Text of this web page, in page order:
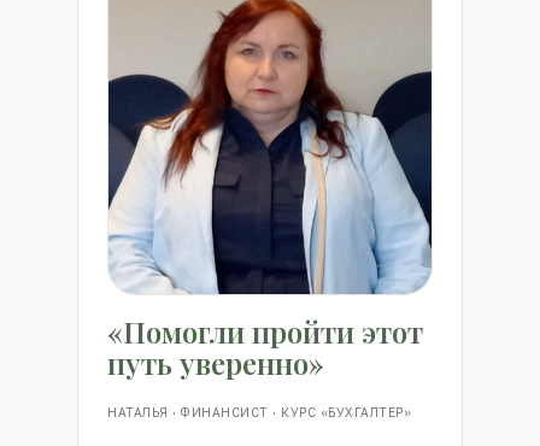
НАТАЛЬЯ · ФИНАНСИСТ · КУРС «БУХГАЛТЕР»
«Помогли пройти этот
путь уверенно»